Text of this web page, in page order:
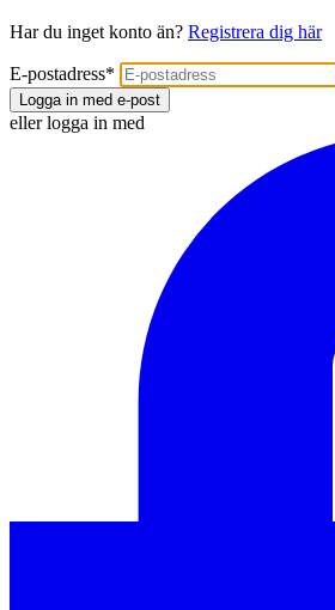
Har du inget konto än? Registrera dig här
E-postadress*
Logga in med e-post
eller logga in med